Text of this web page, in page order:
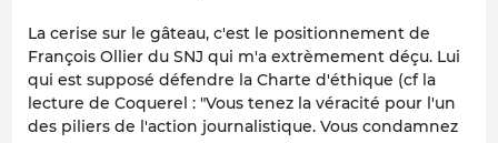
La cerise sur le gâteau, c'est le positionnement de
François Ollier du SNJ qui m'a extrèmement déçu. Lui
qui est supposé défendre la Charte d'éthique (cf la
lecture de Coquerel : "Vous tenez la véracité pour l'un
des piliers de l'action journalistique. Vous condamnez